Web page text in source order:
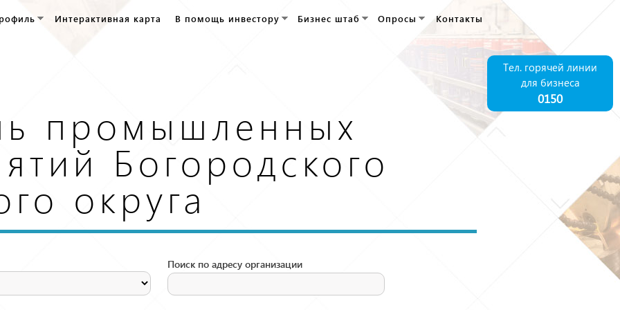
основному
Интерактивная карта В помощь инвестору Бизнес штаб Опросы Контакты
Тел. горячей линии
для бизнеса
0150
промышленных
Богородского
округа
Поиск по адресу организации